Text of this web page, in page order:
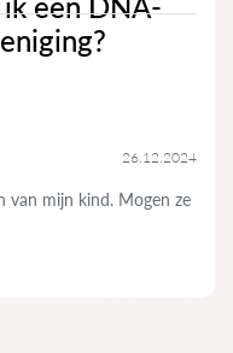
26.12.2024
van mijn kind. Mogen ze